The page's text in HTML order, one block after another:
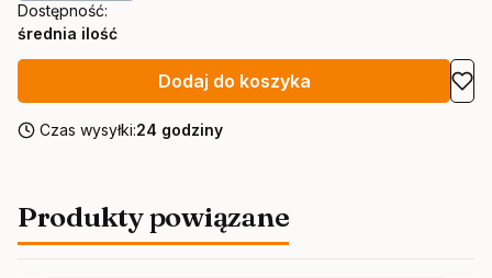
Dostępność:
średnia ilość
Dodaj do koszyka
Czas wysyłki:24 godziny
Produkty powiązane